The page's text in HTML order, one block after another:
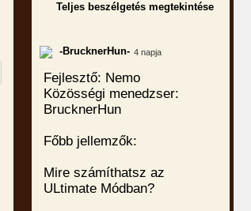
Teljes beszélgetés megtekintése
-BrucknerHun- 4 napja
Fejlesztő: Nemo
Közösségi menedzser:
BrucknerHun
Főbb jellemzők:
Mire számíthatsz az
ULtimate Módban?